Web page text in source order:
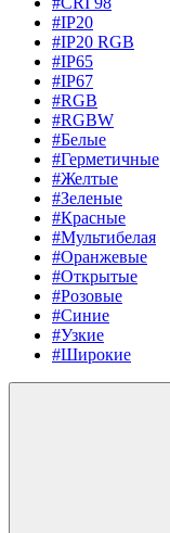
#IP20
#IP20 RGB
#IP65
#IP67
#RGB
#RGBW
#Белые
#Герметичные
#Желтые
#Зеленые
#Красные
#Мультибелая
#Оранжевые
#Открытые
#Розовые
#Синие
#Узкие
#Широкие